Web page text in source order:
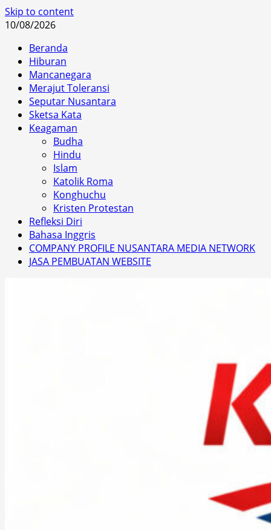
Skip to content
10/08/2026
Beranda
Hiburan
Mancanegara
Merajut Toleransi
Seputar Nusantara
Sketsa Kata
Keagaman
Budha
Hindu
Islam
Katolik Roma
Konghuchu
Kristen Protestan
Refleksi Diri
Bahasa Inggris
COMPANY PROFILE NUSANTARA MEDIA NETWORK
JASA PEMBUATAN WEBSITE